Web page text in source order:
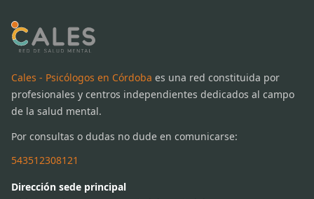
Cales - Psicólogos en Córdoba es una red constituida por
profesionales y centros independientes dedicados al campo
de la salud mental.
Por consultas o dudas no dude en comunicarse:
543512308121
Dirección sede principal